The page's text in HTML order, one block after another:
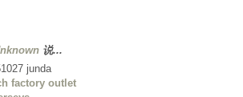
说...
junda
factory outlet